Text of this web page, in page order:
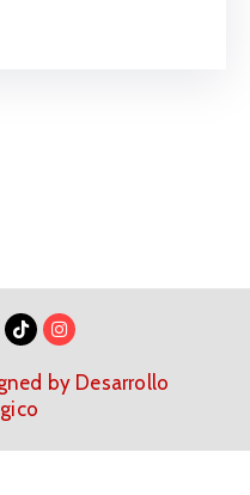
by Desarrollo